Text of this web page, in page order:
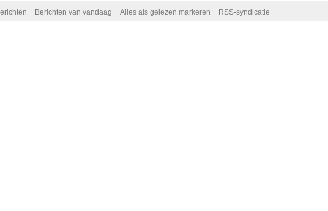
Berichten van vandaag Alles als gelezen markeren RSS-syndicatie